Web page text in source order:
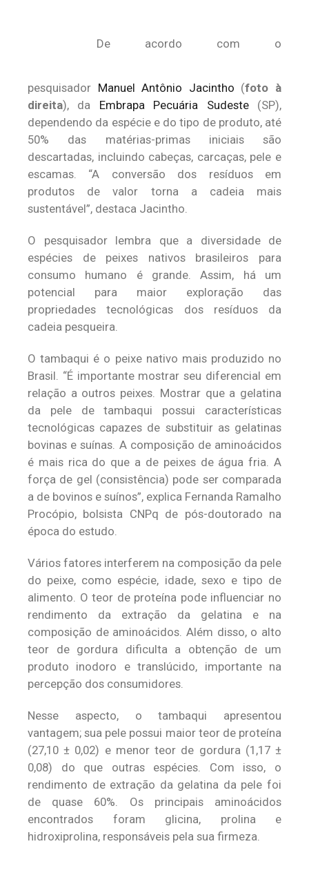
De acordo com o
pesquisador Manuel Antônio Jacintho (foto à
direita), da Embrapa Pecuária Sudeste(SP),
dependendo da espécie e do tipo de produto, até
50% das matérias-primas iniciais são
descartadas, incluindo cabeças, carcaças, pele e
escamas. “A conversão dos resíduos em
produtos de valor torna a cadeia mais
sustentável”, destaca Jacintho.
O pesquisador lembra que a diversidade de
espécies de peixes nativos brasileiros para
consumo humano é grande. Assim, há um
potencial para maior exploração das
propriedades tecnológicas dos resíduos da
cadeia pesqueira.
O tambaqui é o peixe nativo mais produzido no
Brasil. “É importante mostrar seu diferencial em
relação a outros peixes. Mostrar que a gelatina
da pele de tambaqui possui características
tecnológicas capazes de substituir as gelatinas
bovinas e suínas. A composição de aminoácidos
é mais rica do que a de peixes de água fria. A
força de gel (consistência) pode ser comparada
a de bovinos e suínos”, explica Fernanda Ramalho
Procópio, bolsista CNPq de pós-doutorado na
época do estudo.
Vários fatores interferem na composição da pele
do peixe, como espécie, idade, sexo e tipo de
alimento. O teor de proteína pode influenciar no
rendimento da extração da gelatina e na
composição de aminoácidos. Além disso, o alto
teor de gordura dificulta a obtenção de um
produto inodoro e translúcido, importante na
percepção dos consumidores.
Nesse aspecto, o tambaqui apresentou
vantagem; sua pele possui maior teor de proteína
(27,10 ± 0,02) e menor teor de gordura (1,17 ±
0,08) do que outras espécies. Com isso, o
rendimento de extração da gelatina da pele foi
de quase 60%. Os principais aminoácidos
encontrados foram glicina, prolina e
hidroxiprolina, responsáveis pela sua firmeza.